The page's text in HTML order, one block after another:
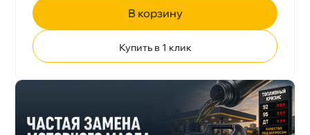
корзину
Купить в 1 клик